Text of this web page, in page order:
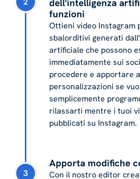
dell'intelligenza
funzioni
Ottieni video Instagram
sbalorditivi generati
artificiale che possono
immediatamente sui
procedere e apportare
personalizzazioni se
semplicemente
rilassarti mentre i tuoi
pubblicati su Instagram.
3
Apporta modifiche
Con il nostro editor